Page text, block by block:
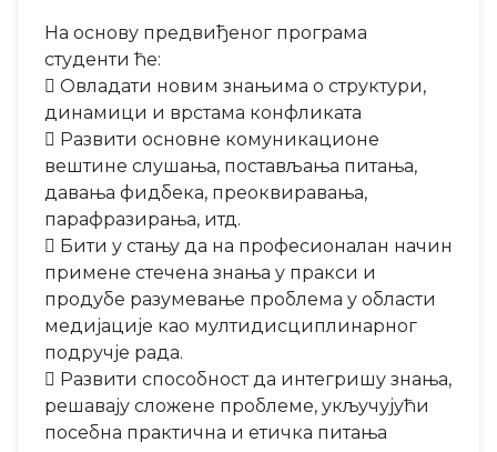
На основу предвиђеног програма
студенти ће:
 Овладати новим знањима о структури,
динамици и врстама конфликата
 Развити основне комуникационе
вештине слушања, постављања питања,
давања фидбека, преоквиравања,
парафразирања, итд.
 Бити у стању да на професионалан начин
примене стечена знања у пракси и
продубе разумевање проблема у области
медијације као мултидисциплинарног
подручје рада.
 Развити способност да интегришу знања,
решавају сложене проблеме, укључујући
посебна практична и етичка питања